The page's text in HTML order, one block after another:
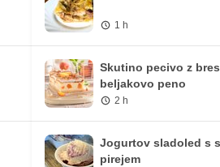
1 h
Skutino pecivo z
beljakovo peno
2 h
Jogurtov sladoled s
pirejem